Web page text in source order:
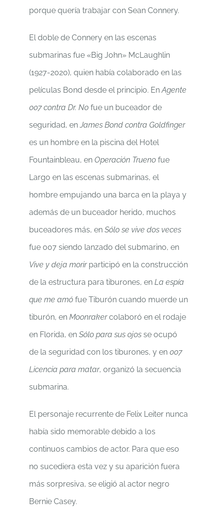
porque quería trabajar con Sean Connery.
El doble de Connery en las escenas
submarinas fue «Big John» McLaughlin
(1927-2020), quien había colaborado en las
películas Bond desde el principio. EnAgente
007 contra Dr. No fue un buceador de
seguridad, enJames Bond contra Goldfinger
es un hombre en la piscina del Hotel
Fountainbleau, en Operación Trueno fue
Largo en las escenas submarinas, el
hombre empujando una barca en la playa y
además de un buceador herido, muchos
buceadores más, en Sólo se vive dos veces
fue 007 siendo lanzado del submarino, en
Vive y deja morirparticipó en la construcción
de la estructura para tiburones, en La espía
que me amó fue Tiburón cuando muerde un
tiburón, en Moonrakercolaboró en el rodaje
en Florida, en Sólo para sus ojos se ocupó
de la seguridad con los tiburones, y en 007
Licencia para matar, organizó la secuencia
submarina.
El personaje recurrente de Felix Leiter nunca
había sido memorable debido a los
continuos cambios de actor. Para que eso
no sucediera esta vez y su aparición fuera
más sorpresiva, se eligió al actor negro
Bernie Casey.